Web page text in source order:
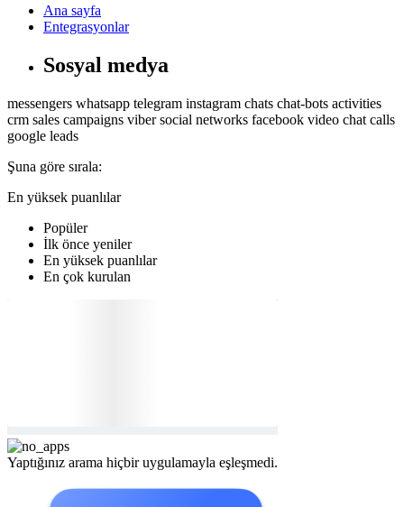
Ana sayfa
Entegrasyonlar
Sosyal medya
messengers whatsapp telegram instagram chats chat-bots activities
crm sales campaigns viber social networks facebook video chat calls
google leads
Şuna göre sırala:
En yüksek puanlılar
Popüler
İlk önce yeniler
En yüksek puanlılar
En çok kurulan
Yaptığınız arama hiçbir uygulamayla eşleşmedi.